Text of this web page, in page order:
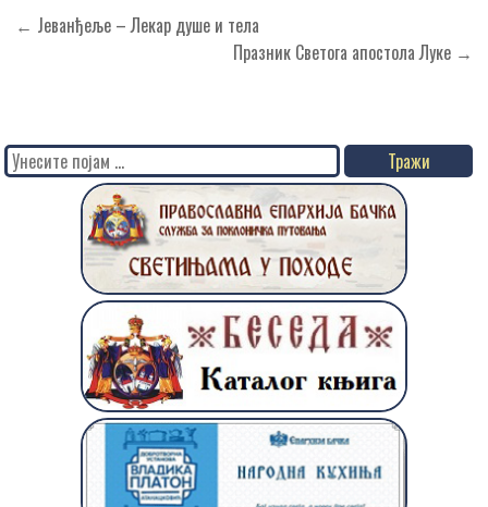
Кретање
← Јеванђеље – Лекар душе и тела
Празник Светога апостола Луке →
Search
for: